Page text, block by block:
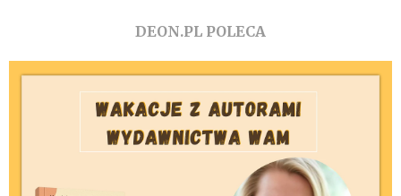
DEON.PL POLECA